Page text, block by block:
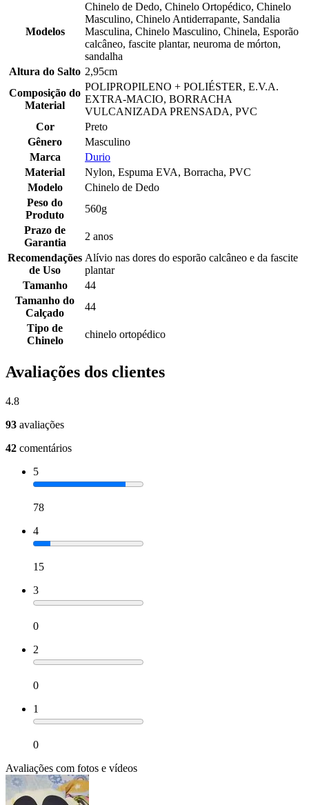
Modelos
Chinelo de Dedo, Chinelo Ortopédico, Chinelo
Masculino, Chinelo Antiderrapante, Sandalia
Masculina, Chinelo Masculino, Chinela, Esporão
calcâneo, fascite plantar, neuroma de mórton,
sandalha
Altura do Salto 2,95cm
Composição do
Material
POLIPROPILENO + POLIÉSTER, E.V.A.
EXTRA-MACIO, BORRACHA
VULCANIZADA PRENSADA, PVC
Cor
Preto
Gênero
Masculino
Marca
Durio
Material
Nylon, Espuma EVA, Borracha, PVC
Modelo
Chinelo de Dedo
Peso do
Produto
560g
Prazo de
Garantia
2 anos
Recomendações
de Uso
Alívio nas dores do esporão calcâneo e da fascite
plantar
Tamanho
44
Tamanho do
Calçado
44
Tipo de
Chinelo
chinelo ortopédico
Avaliações dos clientes
4.8
93 avaliações
42 comentários
5
78
4
15
3
0
2
0
1
0
Avaliações com fotos e vídeos